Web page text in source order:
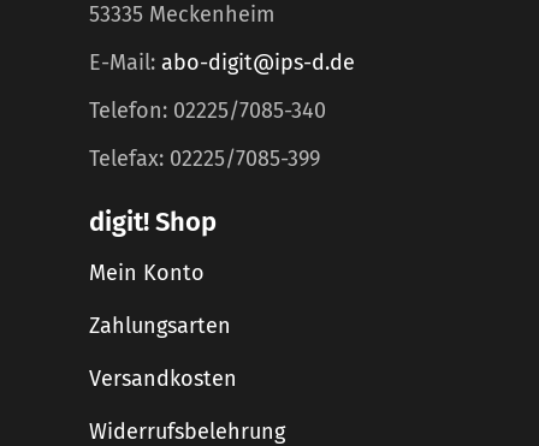
53335 Meckenheim
E-Mail: abo-digit@ips-d.de
Telefon: 02225/7085-340
Telefax: 02225/7085-399
digit! Shop
Mein Konto
Zahlungsarten
Versandkosten
Widerrufsbelehrung